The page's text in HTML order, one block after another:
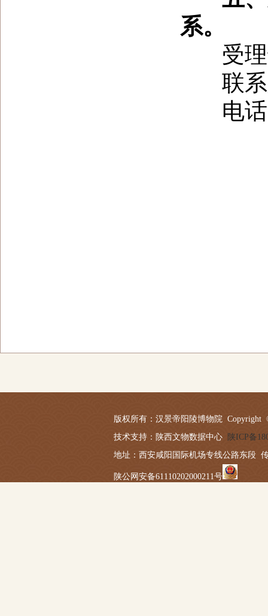
系。
受
联
电
版权所有：汉景帝阳陵博物院 Copyright
技术支持：陕西文物数据中心 陕ICP备
地址：西安咸阳国际机场专线公路东段
陕公网安备61110202000211号